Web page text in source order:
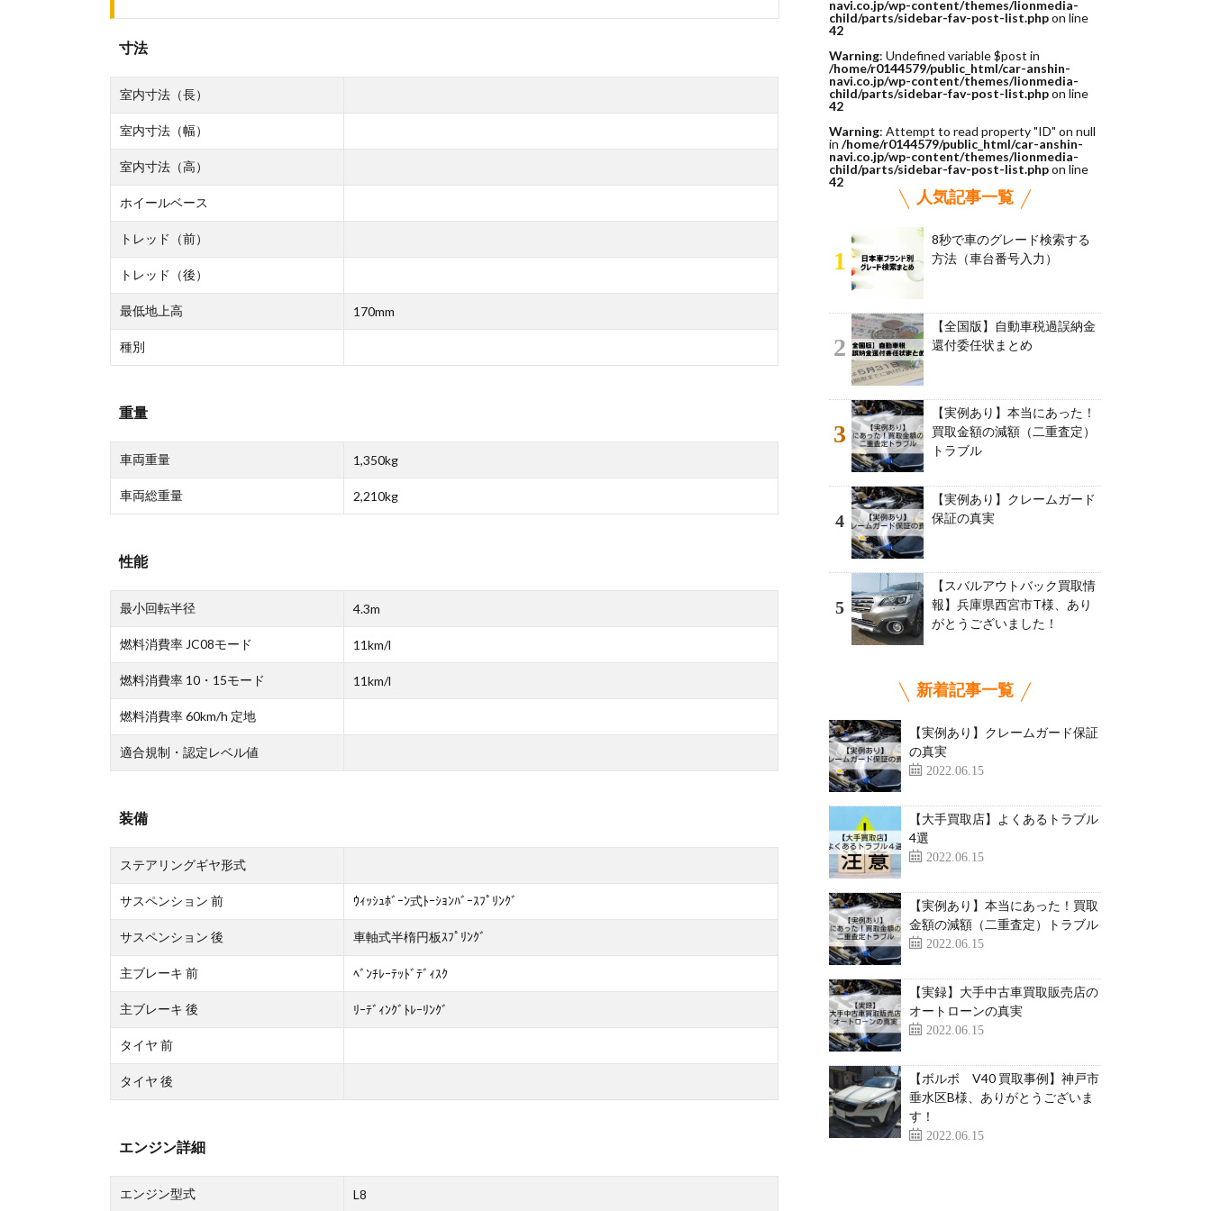
寸法
室内寸法（長）
室内寸法（幅）
室内寸法（高）
ホイールベース
トレッド（前）
トレッド（後）
最低地上高 170mm
種別
重量
車両重量 1,350kg
車両総重量 2,210kg
性能
最小回転半径 4.3m
燃料消費率 JC08モード 11km/l
燃料消費率 10・15モード 11km/l
燃料消費率 60km/h 定地
適合規制・認定レベル値
装備
ステアリングギヤ形式
サスペンション 前 ｳｨｯｼｭﾎﾞｰﾝ式ﾄｰｼｮﾝﾊﾞｰｽﾌﾟﾘﾝｸﾞ
サスペンション 後 車軸式半楕円板ｽﾌﾟﾘﾝｸﾞ
主ブレーキ 前 ﾍﾞﾝﾁﾚｰﾃｯﾄﾞﾃﾞｨｽｸ
主ブレーキ 後 ﾘｰﾃﾞｨﾝｸﾞﾄﾚｰﾘﾝｸﾞ
タイヤ 前
タイヤ 後
エンジン詳細
エンジン型式 L8
navi.co.jp/wp-content/themes/lionmedia-
child/parts/sidebar-fav-post-list.phpon line
42
Warning: Undefined variable $post in
/home/r0144579/public_html/car-anshin-
navi.co.jp/wp-content/themes/lionmedia-
child/parts/sidebar-fav-post-list.phpon line
42
Warning: Attempt to read property "ID" on null
in /home/r0144579/public_html/car-anshin-
navi.co.jp/wp-content/themes/lionmedia-
child/parts/sidebar-fav-post-list.phpon line
42
人気記事一覧
1
8秒で車のグレード検索する
方法（車台番号入力）
2
【全国版】自動車税過誤納金
還付委任状まとめ
3
【実例あり】本当にあった！
買取金額の減額（二重査定）
トラブル
4
【実例あり】クレームガード
保証の真実
5
【スバルアウトバック買取情
報】兵庫県西宮市T様、あり
がとうございました！
新着記事一覧
【実例あり】クレームガード保証
の真実
2022.06.15
【大手買取店】よくあるトラブル
4選
2022.06.15
【実例あり】本当にあった！買取
金額の減額（二重査定）トラブル
2022.06.15
【実録】大手中古車買取販売店の
オートローンの真実
2022.06.15
【ボルボ V40 買取事例】神戸市
垂水区B様、ありがとうございま
す！
2022.06.15